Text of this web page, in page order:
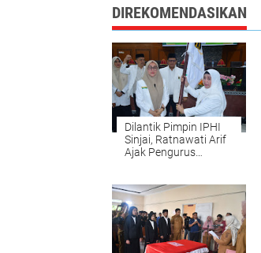
DIREKOMENDASIKAN
Dilantik Pimpin IPHI
Sinjai, Ratnawati Arif
Ajak Pengurus